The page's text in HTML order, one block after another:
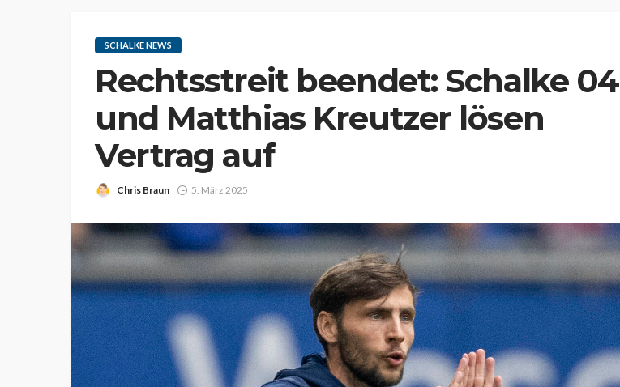
SCHALKE NEWS
Rechtsstreit beendet: Schalke 04
und Matthias Kreutzer lösen
Vertrag auf
Chris Braun 5. März 2025